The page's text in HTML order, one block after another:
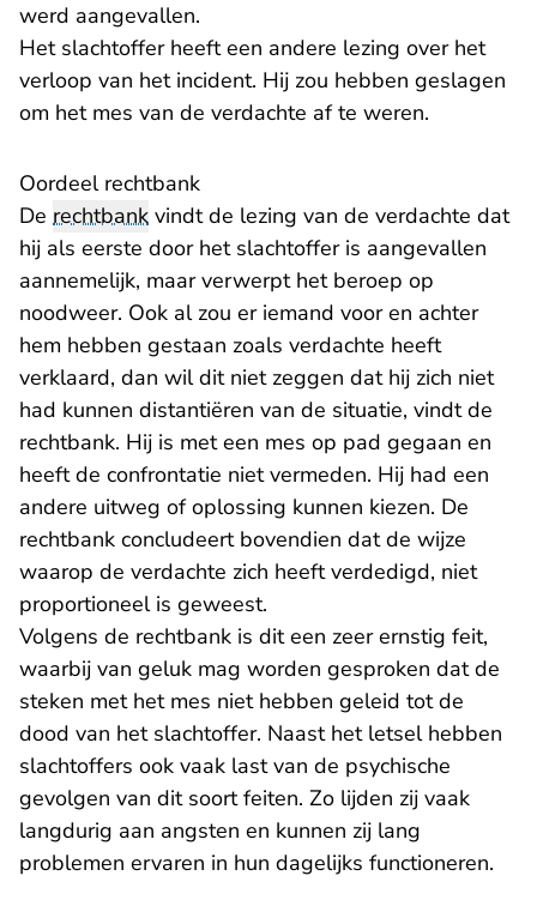
werd aangevallen.
Het slachtoffer heeft een andere lezing over het
verloop van het incident. Hij zou hebben geslagen
om het mes van de verdachte af te weren.
Oordeel rechtbank
De rechtbank vindt de lezing van de verdachte dat
hij als eerste door het slachtoffer is aangevallen
aannemelijk, maar verwerpt het beroep op
noodweer. Ook al zou er iemand voor en achter
hem hebben gestaan zoals verdachte heeft
verklaard, dan wil dit niet zeggen dat hij zich niet
had kunnen distantiëren van de situatie, vindt de
rechtbank. Hij is met een mes op pad gegaan en
heeft de confrontatie niet vermeden. Hij had een
andere uitweg of oplossing kunnen kiezen. De
rechtbank concludeert bovendien dat de wijze
waarop de verdachte zich heeft verdedigd, niet
proportioneel is geweest.
Volgens de rechtbank is dit een zeer ernstig feit,
waarbij van geluk mag worden gesproken dat de
steken met het mes niet hebben geleid tot de
dood van het slachtoffer. Naast het letsel hebben
slachtoffers ook vaak last van de psychische
gevolgen van dit soort feiten. Zo lijden zij vaak
langdurig aan angsten en kunnen zij lang
problemen ervaren in hun dagelijks functioneren.